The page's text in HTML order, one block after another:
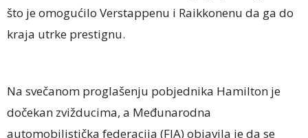
što je omogućilo Verstappenu i Raikkonenu da ga do
kraja utrke prestignu.
Na svečanom proglašenju pobjednika Hamilton je
dočekan zvižducima, a Međunarodna
automobilistička federacija (FIA) objavila je da se